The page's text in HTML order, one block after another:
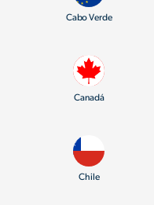
Cabo Verde
Canadá
Chile